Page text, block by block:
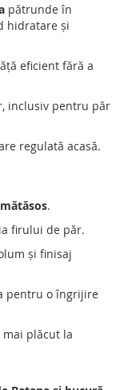
pătrunde în
hidratare şi
eficient fără a
inclusiv pentru păr
regulată acasă.
.
firului de păr.
şi finisaj
pentru o îngrijire
mai plăcut la